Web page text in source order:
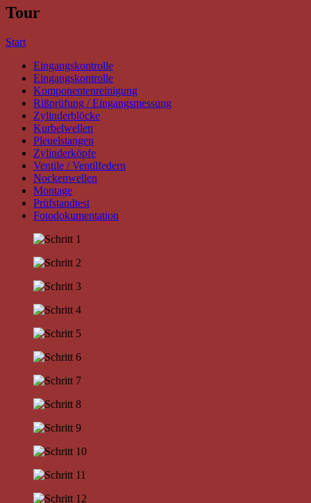
Tour
Start
Eingangskontrolle
Eingangskontrolle
Komponentenreinigung
Rißprüfung / Eingangsmessung
Zylinderblöcke
Kurbelwellen
Pleuelstangen
Zylinderköpfe
Ventile / Ventilfedern
Nockenwellen
Montage
Prüfstandtest
Fotodokumentation